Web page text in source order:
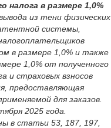
налога в размере 1,0%
из тени физических
системы,
в размере 1,0% и также
1,0% от полученного
и страховых взносов
предоставляющая
для заказов.
2025 года.
в статьи 53, 187, 197,